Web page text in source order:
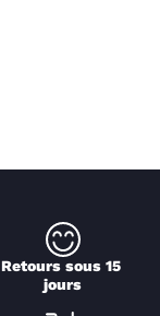
Retours sous 15
jours